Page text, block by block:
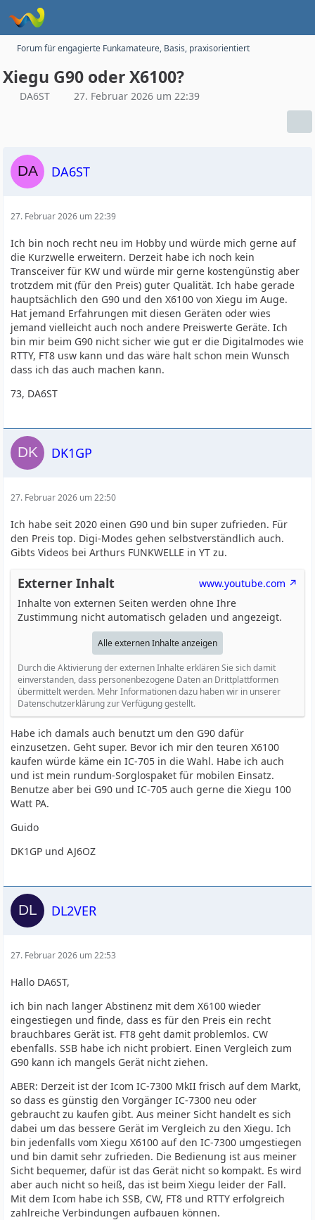
Forum für engagierte Funkamateure, Basis, praxisorientiert
Xiegu G90 oder X6100?
DA6ST 27. Februar 2026 um 22:39
DA6ST
27. Februar 2026 um 22:39
Ich bin noch recht neu im Hobby und würde mich gerne auf
die Kurzwelle erweitern. Derzeit habe ich noch kein
Transceiver für KW und würde mir gerne kostengünstig aber
trotzdem mit (für den Preis) guter Qualität. Ich habe gerade
hauptsächlich den G90 und den X6100 von Xiegu im Auge.
Hat jemand Erfahrungen mit diesen Geräten oder wies
jemand vielleicht auch noch andere Preiswerte Geräte. Ich
bin mir beim G90 nicht sicher wie gut er die Digitalmodes wie
RTTY, FT8 usw kann und das wäre halt schon mein Wunsch
dass ich das auch machen kann.
73, DA6ST
DK1GP
27. Februar 2026 um 22:50
Ich habe seit 2020 einen G90 und bin super zufrieden. Für
den Preis top. Digi-Modes gehen selbstverständlich auch.
Gibts Videos bei Arthurs FUNKWELLE in YT zu.
Externer Inhalt
www.youtube.com
Inhalte von externen Seiten werden ohne Ihre
Zustimmung nicht automatisch geladen und angezeigt.
Alle externen Inhalte anzeigen
Durch die Aktivierung der externen Inhalte erklären Sie sich damit
einverstanden, dass personenbezogene Daten an Drittplattformen
übermittelt werden. Mehr Informationen dazu haben wir in unserer
Datenschutzerklärung zur Verfügung gestellt.
Habe ich damals auch benutzt um den G90 dafür
einzusetzen. Geht super. Bevor ich mir den teuren X6100
kaufen würde käme ein IC-705 in die Wahl. Habe ich auch
und ist mein rundum-Sorglospaket für mobilen Einsatz.
Benutze aber bei G90 und IC-705 auch gerne die Xiegu 100
Watt PA.
Guido
DK1GP und AJ6OZ
DL2VER
27. Februar 2026 um 22:53
Hallo DA6ST,
ich bin nach langer Abstinenz mit dem X6100 wieder
eingestiegen und finde, dass es für den Preis ein recht
brauchbares Gerät ist. FT8 geht damit problemlos. CW
ebenfalls. SSB habe ich nicht probiert. Einen Vergleich zum
G90 kann ich mangels Gerät nicht ziehen.
ABER: Derzeit ist der Icom IC-7300 MkII frisch auf dem Markt,
so dass es günstig den Vorgänger IC-7300 neu oder
gebraucht zu kaufen gibt. Aus meiner Sicht handelt es sich
dabei um das bessere Gerät im Vergleich zu den Xiegu. Ich
bin jedenfalls vom Xiegu X6100 auf den IC-7300 umgestiegen
und bin damit sehr zufrieden. Die Bedienung ist aus meiner
Sicht bequemer, dafür ist das Gerät nicht so kompakt. Es wird
aber auch nicht so heiß, das ist beim Xiegu leider der Fall.
Mit dem Icom habe ich SSB, CW, FT8 und RTTY erfolgreich
zahlreiche Verbindungen aufbauen können.